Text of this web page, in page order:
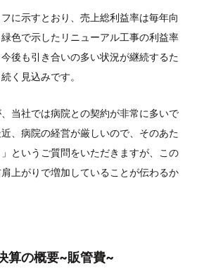
に示すとおり、売上総利益率は毎年向
色で示したリニューアル工事の利益率
後も引き合いの多い状況が継続するた
く見込みです。
当社では病院との契約が非常に多いで
、病院の経営が厳しいので、そのあた
というご質問をいただきますが、この
上がりで増加していることが伝わるか
算の概要~販管費~